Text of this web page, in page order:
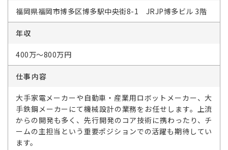
福岡県福岡市博多区博多駅中央街8-1 JRJP博多ビル 3階
年収
400万～800万円
仕事内容
大手家電メーカーや自動車・産業用ロボットメーカー、大
手鉄鋼メーカーにて機械設計の業務をお任せします。上流
からの開発も多く、先行開発のコア技術に携わったり、チ
ームの主担当という重要ポジションでの活躍も期待してい
ます。